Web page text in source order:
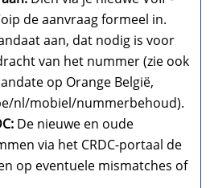
de aanvraag formeel in.
aan, dat nodig is voor
van het nummer (zie ook
op Orange België,
nl/mobiel/nummerbehoud).
De nieuwe en oude
via het CRDC-portaal de
op eventuele mismatches of